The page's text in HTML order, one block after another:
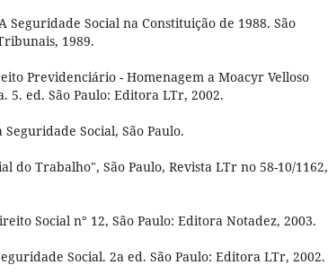
Seguridade Social na Constituição de 1988. São
1989.
Previdenciário - Homenagem a Moacyr Velloso
5. ed. São Paulo: Editora LTr, 2002.
Seguridade Social, São Paulo.
do Trabalho", São Paulo, Revista LTr no 58-10/1162,
Direito Social n° 12, São Paulo: Editora Notadez, 2003.
Seguridade Social. 2a ed. São Paulo: Editora LTr, 2002.